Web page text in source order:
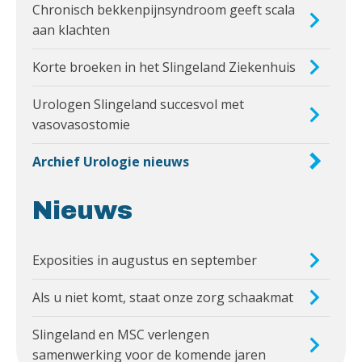
Chronisch bekkenpijnsyndroom geeft scala
aan klachten
Korte broeken in het Slingeland Ziekenhuis
Urologen Slingeland succesvol met
vasovasostomie
Archief Urologie nieuws
Nieuws
Exposities in augustus en september
Als u niet komt, staat onze zorg schaakmat
Slingeland en MSC verlengen
samenwerking voor de komende jaren